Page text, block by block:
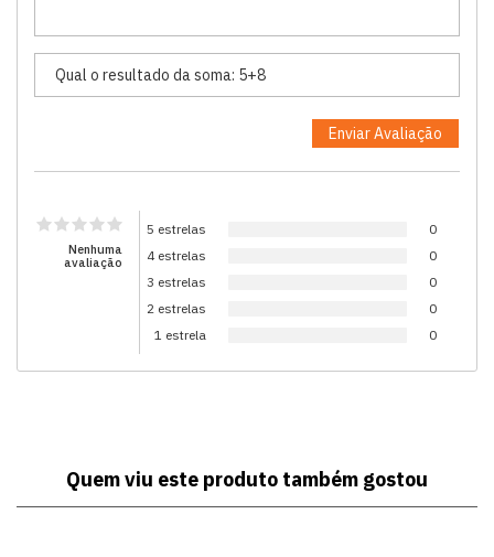
Nenhuma
avaliação
5 estrelas
0
4 estrelas
0
3 estrelas
0
2 estrelas
0
1 estrela
0
Quem viu este produto também gostou